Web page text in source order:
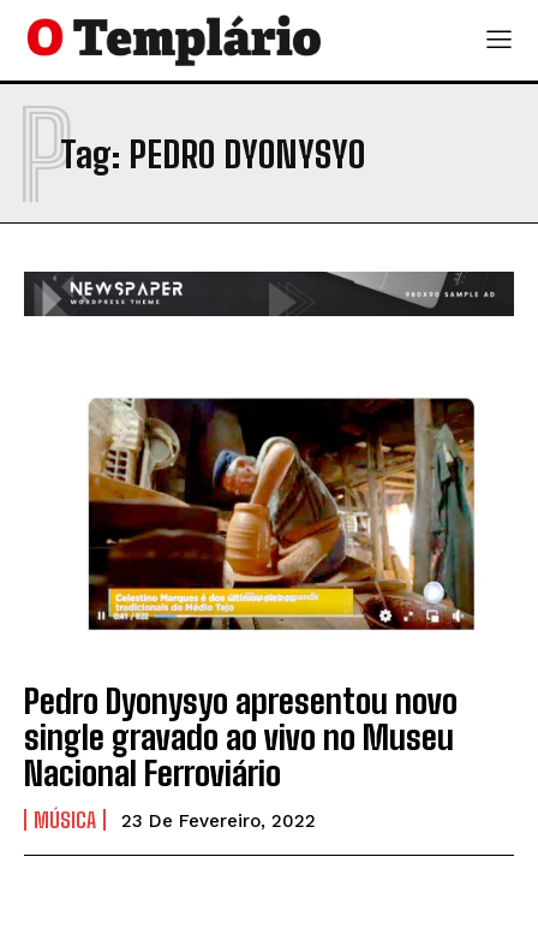
Tag: PEDRO DYONYSYO
P
Pedro Dyonysyo apresentou novo
single gravado ao vivo no Museu
Nacional Ferroviário
MÚSICA 23 De Fevereiro, 2022